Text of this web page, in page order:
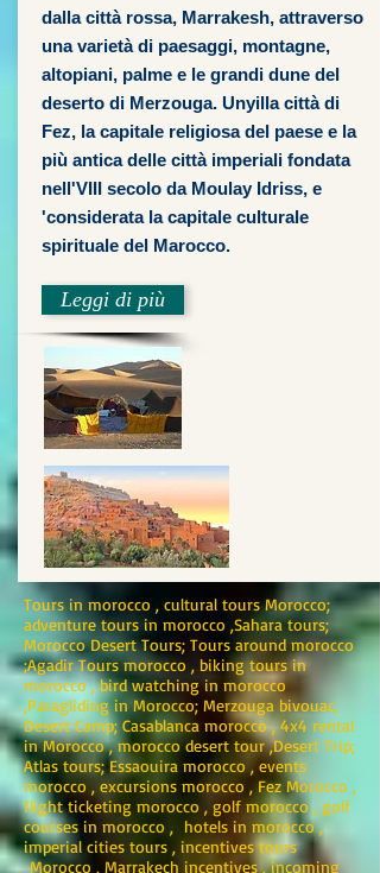
dalla città rossa, Marrakesh, attraverso
una varietà di paesaggi, montagne,
altopiani, palme e le grandi dune del
deserto di Merzouga. Unyilla città di
Fez, la capitale religiosa del paese e la
più antica delle città imperiali fondata
nell'VIII secolo da Moulay Idriss, e
'considerata la capitale culturale
spirituale del Marocco.
Leggi di più
Tours in morocco , cultural tours Morocco;
adventure tours in morocco ,Sahara tours;
Morocco Desert Tours; Tours around morocco
;Agadir Tours morocco , biking tours in
morocco , bird watching in morocco
,Paragliding in Morocco; Merzouga bivouac,
Desert Camp; Casablanca morocco , 4x4 rental
in Morocco , morocco desert tour ,Desert Trip;
Atlas tours; Essaouira morocco , events
morocco , excursions morocco , Fez Morocco ,
flight ticketing morocco , golf morocco , golf
courses in morocco , hotels in morocco ,
imperial cities tours , incentives tours
Morocco , Marrakech incentives , incoming